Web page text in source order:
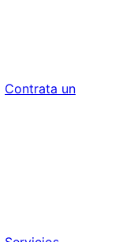
Contrata un